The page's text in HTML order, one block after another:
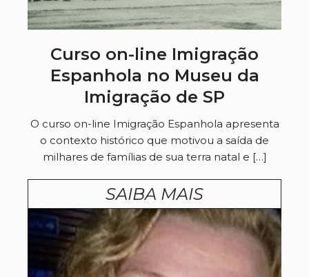
Curso on-line Imigração
Espanhola no Museu da
Imigração de SP
O curso on-line Imigração Espanhola apresenta
o contexto histórico que motivou a saída de
milhares de famílias de sua terra natal e […]
SAIBA MAIS